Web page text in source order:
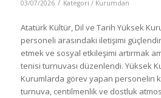
03/07/2026 / Kategori / Kurumdan
Atatürk Kültür, Dil ve Tarih Yüksek
personeli arasındaki iletişimi
etmek ve sosyal etkileşimi artırmak
tenisi turnuvası düzenlendi. Yüksek
Kurumlarda görev yapan personelin
turnuva, centilmenlik ve dostluk